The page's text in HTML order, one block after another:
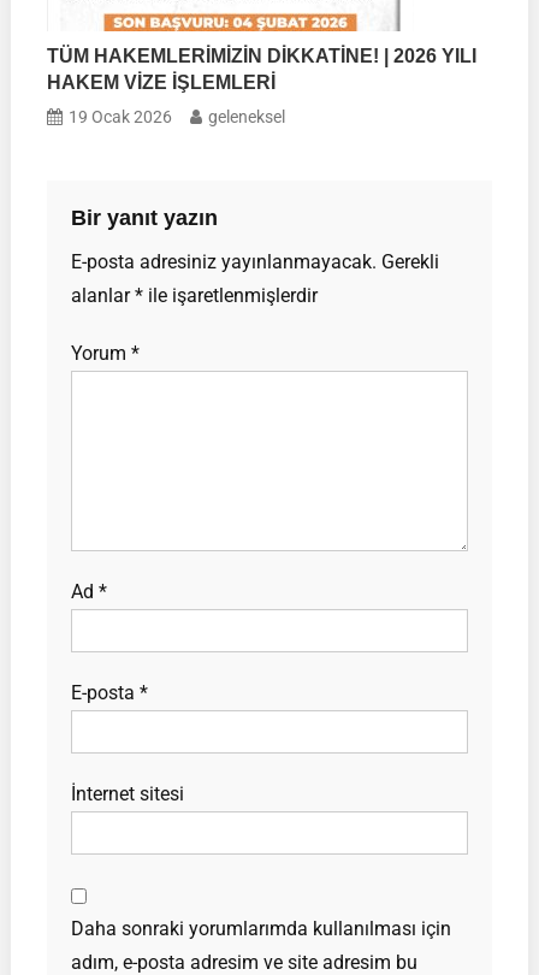
TÜM HAKEMLERİMİZİN DİKKATİNE! | 2026 YILI
HAKEM VİZE İŞLEMLERİ
19 Ocak 2026 geleneksel
Bir yanıt yazın
E-posta adresiniz yayınlanmayacak. Gerekli
alanlar*ile işaretlenmişlerdir
Yorum *
Ad *
E-posta *
İnternet sitesi
Daha sonraki yorumlarımda kullanılması için
adım, e-posta adresim ve site adresim bu